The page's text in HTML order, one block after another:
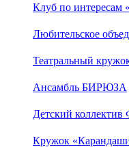
Клуб по интересам
Любительское
Театральный
Ансамбль БИРЮЗА
Детский коллектив
Кружок